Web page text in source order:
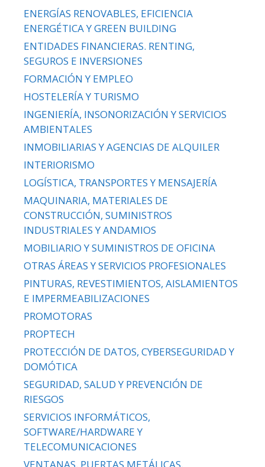
ENERGÍAS RENOVABLES, EFICIENCIA
ENERGÉTICA Y GREEN BUILDING
ENTIDADES FINANCIERAS. RENTING,
SEGUROS E INVERSIONES
FORMACIÓN Y EMPLEO
HOSTELERÍA Y TURISMO
INGENIERÍA, INSONORIZACIÓN Y SERVICIOS
AMBIENTALES
INMOBILIARIAS Y AGENCIAS DE ALQUILER
INTERIORISMO
LOGÍSTICA, TRANSPORTES Y MENSAJERÍA
MAQUINARIA, MATERIALES DE
CONSTRUCCIÓN, SUMINISTROS
INDUSTRIALES Y ANDAMIOS
MOBILIARIO Y SUMINISTROS DE OFICINA
OTRAS ÁREAS Y SERVICIOS PROFESIONALES
PINTURAS, REVESTIMIENTOS, AISLAMIENTOS
E IMPERMEABILIZACIONES
PROMOTORAS
PROPTECH
PROTECCIÓN DE DATOS, CYBERSEGURIDAD Y
DOMÓTICA
SEGURIDAD, SALUD Y PREVENCIÓN DE
RIESGOS
SERVICIOS INFORMÁTICOS,
SOFTWARE/HARDWARE Y
TELECOMUNICACIONES
VENTANAS, PUERTAS METÁLICAS,